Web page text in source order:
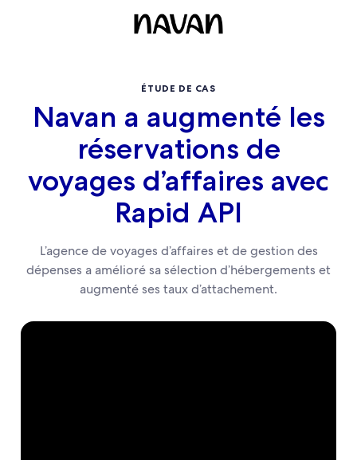
ÉTUDE DE CAS
Navan a augmenté les
réservations de
voyages d’affaires avec
Rapid API
L’agence de voyages d’affaires et de gestion des
dépenses a amélioré sa sélection d’hébergements et
augmenté ses taux d’attachement.